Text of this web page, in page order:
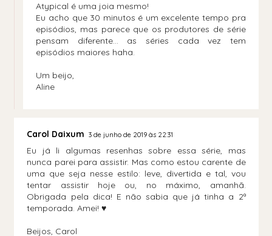
Atypical é uma joia mesmo!
Eu acho que 30 minutos é um excelente tempo pra
episódios, mas parece que os produtores de série
pensam diferente... as séries cada vez tem
episódios maiores haha.
Um beijo,
Aline
Carol Daixum 3 de junho de 2019 às 22:31
Eu já li algumas resenhas sobre essa série, mas
nunca parei para assistir. Mas como estou carente de
uma que seja nesse estilo: leve, divertida e tal, vou
tentar assistir hoje ou, no máximo, amanhã.
Obrigada pela dica! E não sabia que já tinha a 2ª
temporada. Amei! ♥
Beijos, Carol